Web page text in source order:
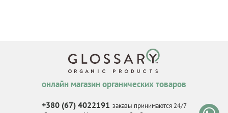
онлайн магазин органических товаров
+380 (67) 4022191 заказы принимаются 24/7